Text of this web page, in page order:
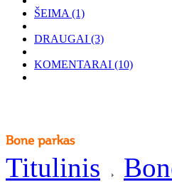
ŠEIMA (1)
DRAUGAI (3)
KOMENTARAI (10)
Titulinis